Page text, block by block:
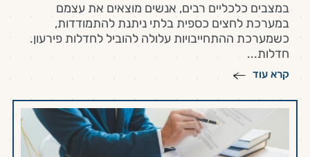
במצבים כלכליים רבים, אנשים מוצאים את עצמם
במערכת לחצים כספית בלתי ניתנת להתמודדות,
כשמערכת ההתחייבויות עלולה להוביל לחדלות פירעון.
חדלות...
קרא עוד